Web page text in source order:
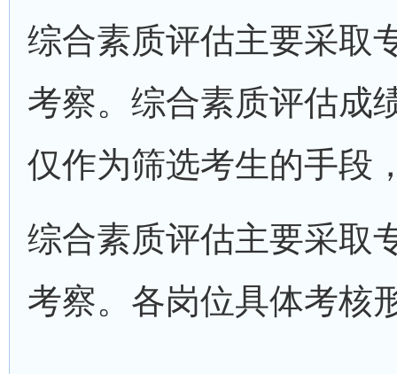
综合素质评估主要采取
考察。综合素质评估成
仅作为筛选考生的手段
综合素质评估主要采取
考察。各岗位具体考核